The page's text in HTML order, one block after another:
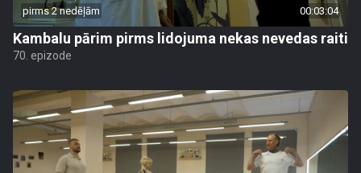
pirms 2 nedēļām 00:03:04
Kambalu pārim pirms lidojuma nekas nevedas raiti
70. epizode